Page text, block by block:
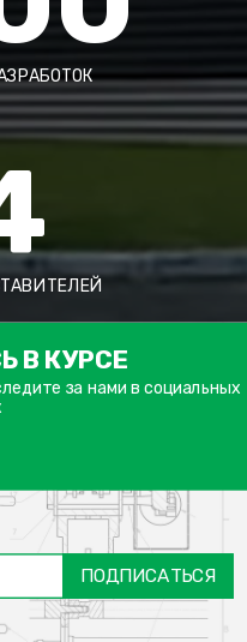
В КУРСЕ
за нами в социальных
ПОДПИСАТЬСЯ